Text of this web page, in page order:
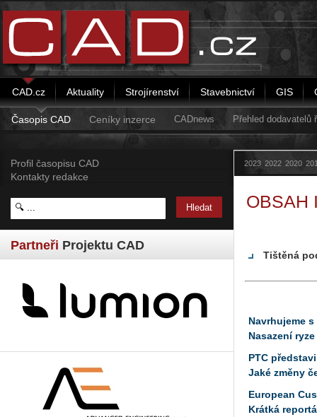
CAD.cz Aktuality Strojírenství Stavebnictví GIS
Časopis CAD Ceníky inzerce CADnews Přehled
Profil časopisu CAD
Kontakty redakce
Partneři Projektu CAD
2023 2022 2020
OBSAH
Tištěná
Navrhujeme s
Nasazení
PTC
Jaké změny
European
Krátká